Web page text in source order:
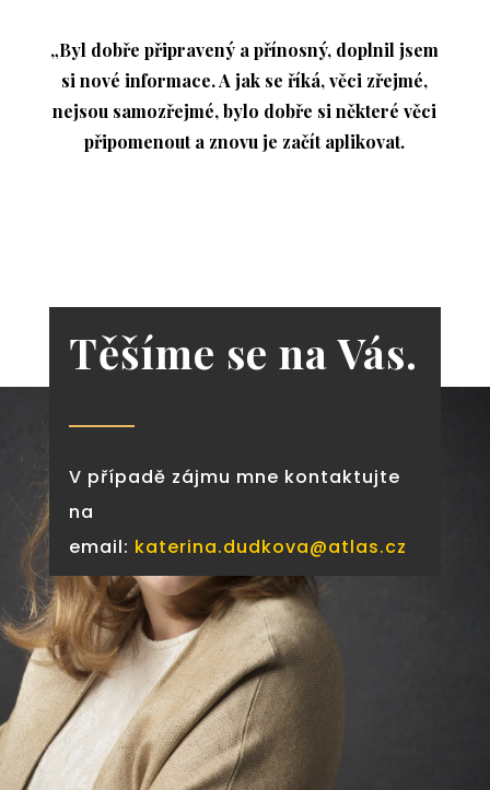
„Byl dobře připravený a přínosný, doplnil jsem
si nové informace. A jak se říká, věci zřejmé,
nejsou samozřejmé, bylo dobře si některé věci
připomenout a znovu je začít aplikovat.
Těšíme se na Vás.
V případě zájmu mne kontaktujte
na
email: katerina.dudkova@atlas.cz